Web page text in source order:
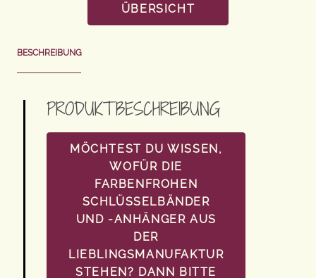
ÜBERSICHT
BESCHREIBUNG
PRODUKTBESCHREIBUNG
MÖCHTEST DU WISSEN,
WOFÜR DIE
FARBENFROHEN
SCHLÜSSELBÄNDER
UND -ANHÄNGER AUS
DER
LIEBLINGSMANUFAKTUR
STEHEN? DANN BITTE